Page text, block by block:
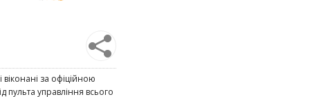
за офіційною
пульта управління всього